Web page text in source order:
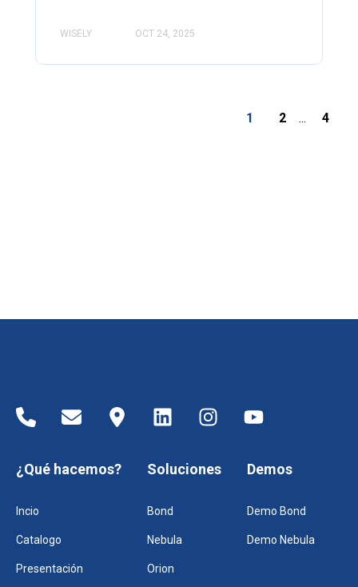
WISELY OCT 24, 2025
1 2 ... 4
¿Qué hacemos?
Incio
Catalogo
Presentación
Soluciones
Bond
Nebula
Orion
Demos
Demo Bond
Demo Nebula